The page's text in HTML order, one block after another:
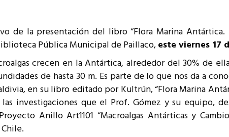
Técnicos
integrarse a REUNA
de la presentación del libro “Flora Marina
Pública Municipal de Paillaco,este viernes 17
crecen en la Antártica, alrededor del 30% de
de hasta 30 m. Es parte de lo que nos da a
en su libro editado por Kultrún, “Flora Marina
investigaciones que el Prof. Gómez y su equipo,
Anillo Art1101 “Macroalgas Antárticas y